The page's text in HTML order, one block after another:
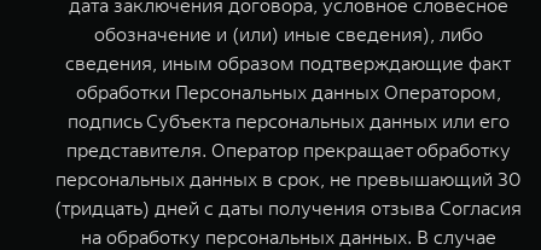
дата заключения договора, условное словесное
обозначение и (или) иные сведения), либо
сведения, иным образом подтверждающие факт
обработки Персональных данных Оператором,
подпись Субъекта персональных данных или его
представителя. Оператор прекращает обработку
персональных данных в срок, не превышающий 30
(тридцать) дней с даты получения отзыва Согласия
на обработку персональных данных. В случае